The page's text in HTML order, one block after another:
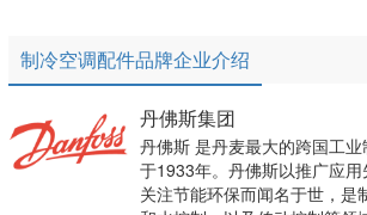
制冷空调配件品牌企业介绍
丹佛斯集团
丹佛斯 是丹麦最大的跨国工
于1933年。丹佛斯以推广应
关注节能环保而闻名于世，是